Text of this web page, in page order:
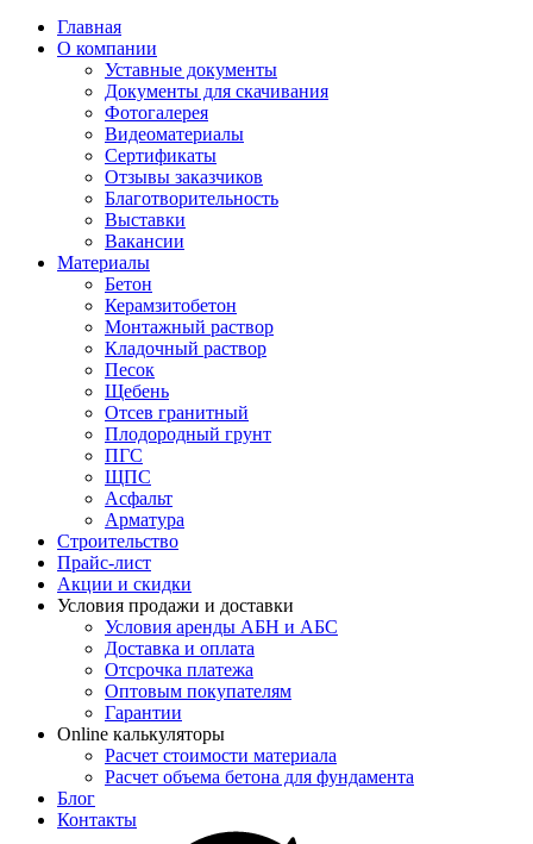
Главная
О компании
Уставные документы
Документы для скачивания
Фотогалерея
Видеоматериалы
Сертификаты
Отзывы заказчиков
Благотворительность
Выставки
Вакансии
Материалы
Бетон
Керамзитобетон
Монтажный раствор
Кладочный раствор
Песок
Щебень
Отсев гранитный
Плодородный грунт
ПГС
ЩПС
Асфальт
Арматура
Строительство
Прайс-лист
Акции и скидки
Условия продажи и доставки
Условия аренды АБН и АБС
Доставка и оплата
Отсрочка платежа
Оптовым покупателям
Гарантии
Online калькуляторы
Расчет стоимости материала
Расчет объема бетона для фундамента
Блог
Контакты